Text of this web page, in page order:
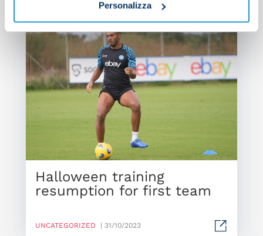
Personalizza
Halloween training
resumption for first team
UNCATEGORIZED | 31/10/2023